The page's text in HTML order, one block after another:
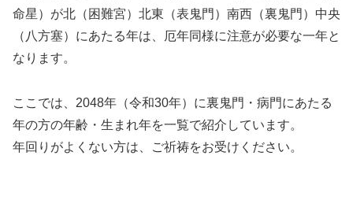
命星）が北（困難宮）北東（表鬼門）南西（裏鬼門）中央
（八方塞）にあたる年は、厄年同様に注意が必要な一年と
なります。
ここでは、2048年（令和30年）に裏鬼門・病門にあたる
年の方の年齢・生まれ年を一覧で紹介しています。
年回りがよくない方は、ご祈祷をお受けください。